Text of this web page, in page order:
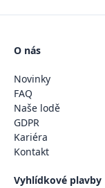
O nás
Novinky
FAQ
Naše lodě
GDPR
Kariéra
Kontakt
Vyhlídkové plavby